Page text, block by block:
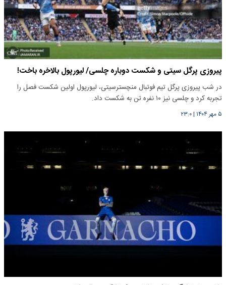
پیروزی پرگل سیتی و شکست دوباره چلسی/ لیورپول بالاخره باخت!
در شب پیروزی پرگل تیم فوتبال منچسترسیتی، لیورپول اولین شکست فصل را
تجربه کرد و چلسی نیز ۱۰ نفره تن به شکست داد.
۵ مهر ۱۴۰۴ |۲۳:۰